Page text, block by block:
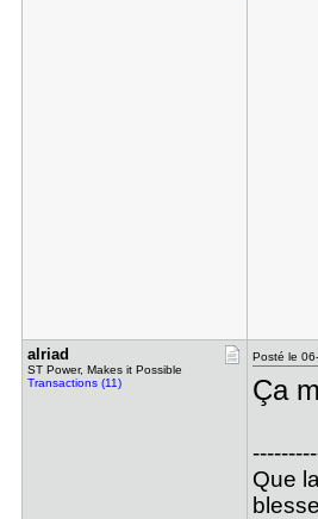
alriad
ST Power, Makes it Possible
Transactions (11)
Posté le
Ça
Que